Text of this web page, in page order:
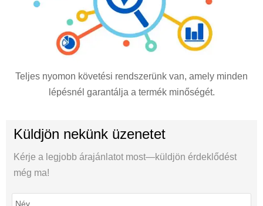
Teljes nyomon követési rendszerünk van, amely minden
lépésnél garantálja a termék minőségét.
Küldjön nekünk üzenetet
Kérje a legjobb árajánlatot most—küldjön érdeklődést
még ma!